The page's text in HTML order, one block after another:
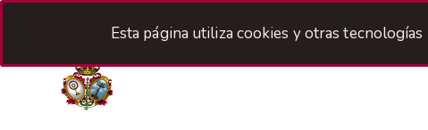
Esta página utiliza cookies y otras